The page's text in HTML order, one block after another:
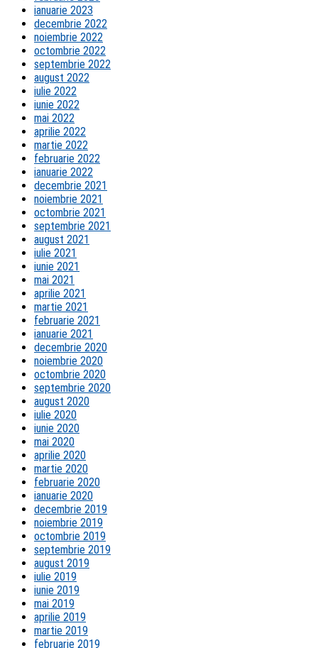
ianuarie 2023
decembrie 2022
noiembrie 2022
octombrie 2022
septembrie 2022
august 2022
iulie 2022
iunie 2022
mai 2022
aprilie 2022
martie 2022
februarie 2022
ianuarie 2022
decembrie 2021
noiembrie 2021
octombrie 2021
septembrie 2021
august 2021
iulie 2021
iunie 2021
mai 2021
aprilie 2021
martie 2021
februarie 2021
ianuarie 2021
decembrie 2020
noiembrie 2020
octombrie 2020
septembrie 2020
august 2020
iulie 2020
iunie 2020
mai 2020
aprilie 2020
martie 2020
februarie 2020
ianuarie 2020
decembrie 2019
noiembrie 2019
octombrie 2019
septembrie 2019
august 2019
iulie 2019
iunie 2019
mai 2019
aprilie 2019
martie 2019
februarie 2019